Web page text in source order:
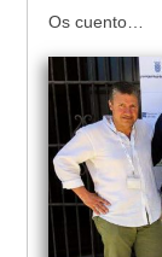
Os cuento…